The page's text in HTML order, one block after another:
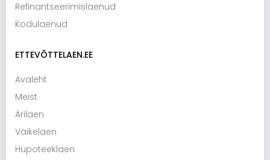
Refinantseerimislaenud
Kodulaenud
ETTEVÕTTELAEN.EE
Avaleht
Meist
Ärilaen
Väikelaen
Hüpoteeklaen